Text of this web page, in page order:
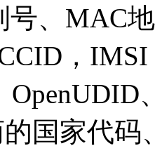
号、MAC
，
国家代码